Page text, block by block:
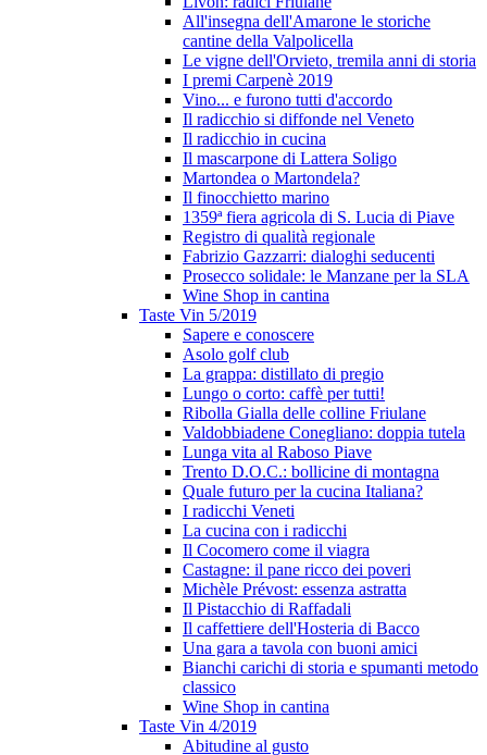
All'insegna dell'Amarone le storiche
cantine della Valpolicella
Le vigne dell'Orvieto, tremila anni di storia
I premi Carpenè 2019
Vino... e furono tutti d'accordo
Il radicchio si diffonde nel Veneto
Il radicchio in cucina
Il mascarpone di Lattera Soligo
Martondea o Martondela?
Il finocchietto marino
1359ª fiera agricola di S. Lucia di Piave
Registro di qualità regionale
Fabrizio Gazzarri: dialoghi seducenti
Prosecco solidale: le Manzane per la SLA
Wine Shop in cantina
Taste Vin 5/2019
Sapere e conoscere
Asolo golf club
La grappa: distillato di pregio
Lungo o corto: caffè per tutti!
Ribolla Gialla delle colline Friulane
Valdobbiadene Conegliano: doppia tutela
Lunga vita al Raboso Piave
Trento D.O.C.: bollicine di montagna
Quale futuro per la cucina Italiana?
I radicchi Veneti
La cucina con i radicchi
Il Cocomero come il viagra
Castagne: il pane ricco dei poveri
Michèle Prévost: essenza astratta
Il Pistacchio di Raffadali
Il caffettiere dell'Hosteria di Bacco
Una gara a tavola con buoni amici
Bianchi carichi di storia e spumanti metodo
classico
Wine Shop in cantina
Taste Vin 4/2019
Abitudine al gusto